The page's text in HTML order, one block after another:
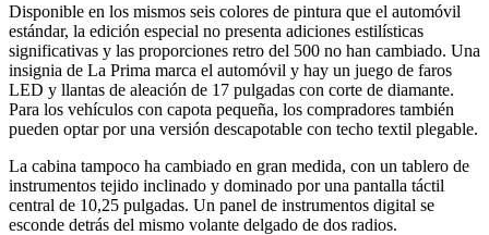
Disponible en los mismos seis colores de pintura que el automóvil
estándar, la edición especial no presenta adiciones estilísticas
significativas y las proporciones retro del 500 no han cambiado. Una
insignia de La Prima marca el automóvil y hay un juego de faros
LED y llantas de aleación de 17 pulgadas con corte de diamante.
Para los vehículos con capota pequeña, los compradores también
pueden optar por una versión descapotable con techo textil plegable.
La cabina tampoco ha cambiado en gran medida, con un tablero de
instrumentos tejido inclinado y dominado por una pantalla táctil
central de 10,25 pulgadas. Un panel de instrumentos digital se
esconde detrás del mismo volante delgado de dos radios.